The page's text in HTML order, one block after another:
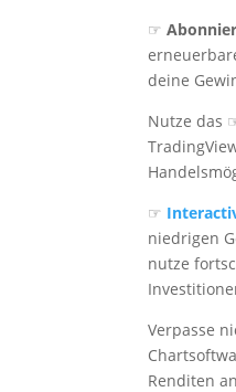
☞
deine
Nutze das
☞
niedrigen
nutze
Verpasse
Renditen